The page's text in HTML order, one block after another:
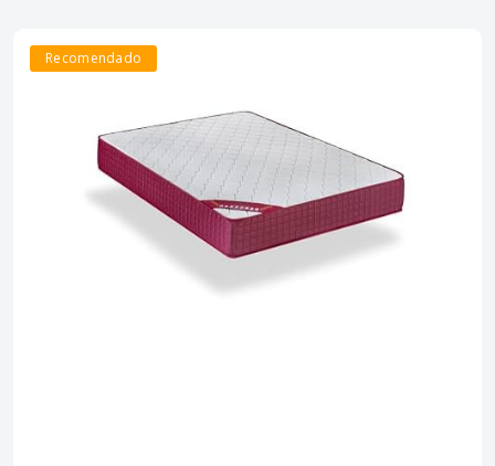
Recomendado